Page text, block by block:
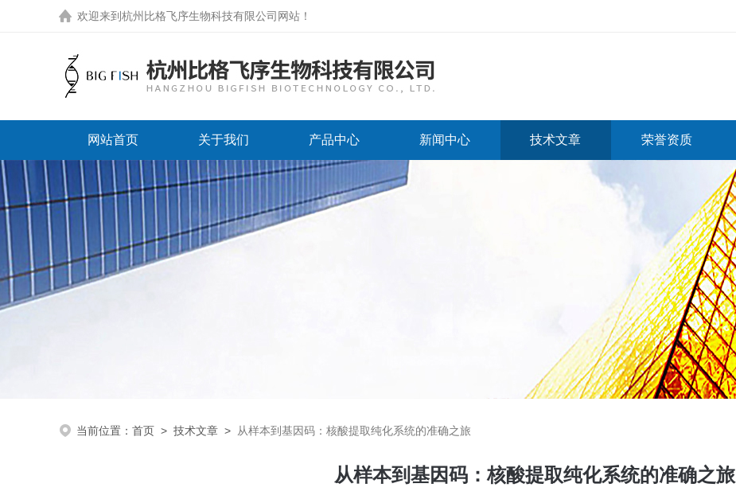
欢迎来到 杭州比格飞序生物科技有限公司网站 ！
网站首页 关于我们 产品中心 新闻中心 技术文章 荣誉资质
当前位置： 首页 > 技术文章 > 从样本到基因码：核酸提取纯化系统的准确之旅
从样本到基因码：核酸提取纯化系统的准确之旅